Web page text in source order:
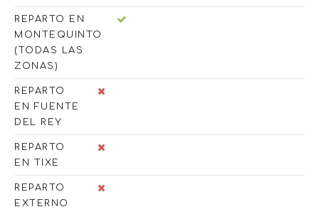
REPARTO EN
MONTEQUINTO
(TODAS LAS
ZONAS)
REPARTO
EN FUENTE
DEL REY
REPARTO
EN TIXE
REPARTO
EXTERNO